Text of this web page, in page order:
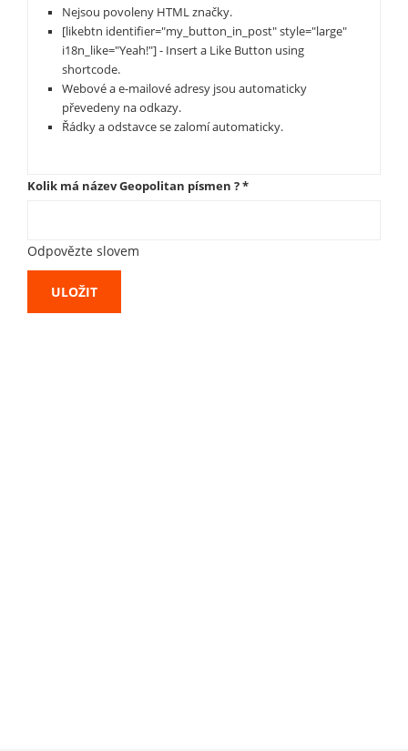
Nejsou povoleny HTML značky.
[likebtn identifier="my_button_in_post" style="large"
i18n_like="Yeah!"] - Insert a Like Button using
shortcode.
Webové a e-mailové adresy jsou automaticky
převedeny na odkazy.
Řádky a odstavce se zalomí automaticky.
Kolik má název Geopolitan písmen ?*
Odpovězte slovem